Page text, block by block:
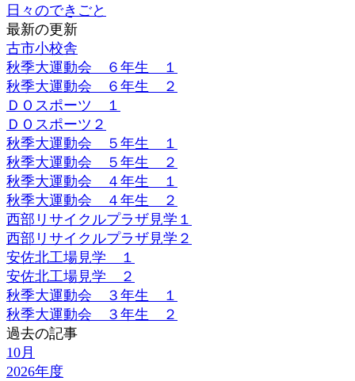
日々のできごと
最新の更新
古市小校舎
秋季大運動会 ６年生 １
秋季大運動会 ６年生 ２
ＤＯスポーツ １
ＤＯスポーツ２
秋季大運動会 ５年生 １
秋季大運動会 ５年生 ２
秋季大運動会 ４年生 １
秋季大運動会 ４年生 ２
西部リサイクルプラザ見学１
西部リサイクルプラザ見学２
安佐北工場見学 １
安佐北工場見学 ２
秋季大運動会 ３年生 １
秋季大運動会 ３年生 ２
過去の記事
10月
2026年度